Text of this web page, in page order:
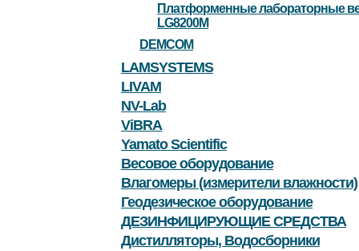
Платформенные лабораторные
LG8200M
DEMCOM
LAMSYSTEMS
LIVAM
NV-Lab
ViBRA
Yamato Scientific
Весовое оборудование
Влагомеры (измерители влажности)
Геодезическое оборудование
ДЕЗИНФИЦИРУЮЩИЕ СРЕДСТВА
Дистилляторы, Водосборники